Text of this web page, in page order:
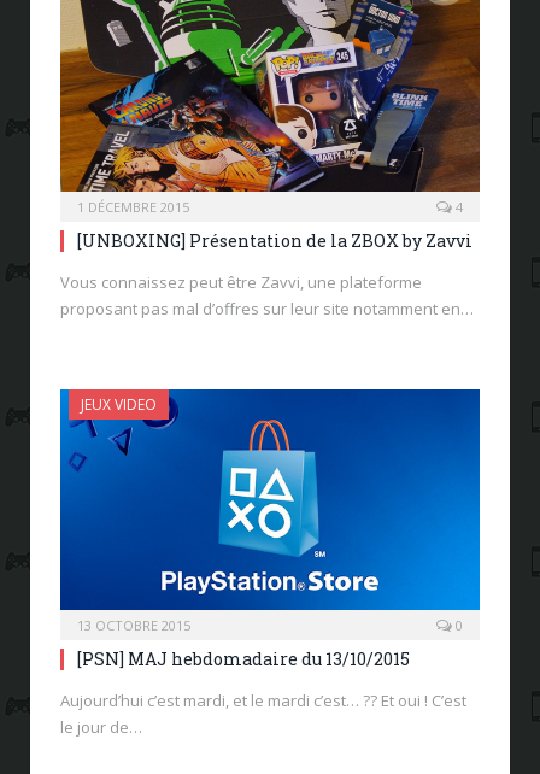
1 DÉCEMBRE 2015 4
[UNBOXING] Présentation de la ZBOX by Zavvi
Vous connaissez peut être Zavvi, une plateforme
proposant pas mal d’offres sur leur site notamment en…
JEUX VIDEO
13 OCTOBRE 2015 0
[PSN] MAJ hebdomadaire du 13/10/2015
Aujourd’hui c’est mardi, et le mardi c’est… ?? Et oui ! C’est
le jour de…